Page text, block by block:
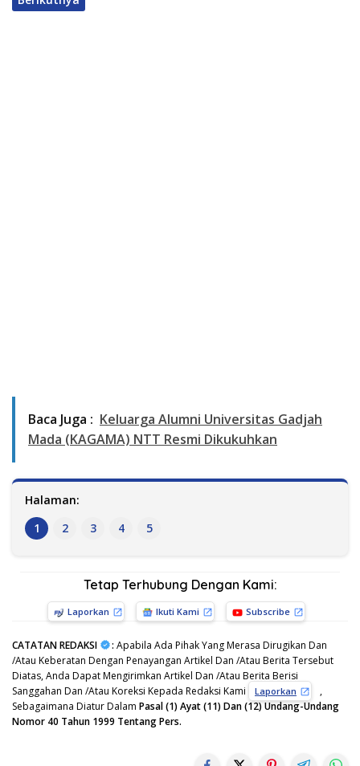
Baca Juga : Keluarga Alumni Universitas Gadjah
Mada (KAGAMA) NTT Resmi Dikukuhkan
Halaman:
1
2 3 4 5
Tetap Terhubung Dengan Kami:
Laporkan Ikuti Kami Subscribe
CATATAN REDAKSI : Apabila Ada Pihak Yang Merasa Dirugikan Dan
/Atau Keberatan Dengan Penayangan Artikel Dan /Atau Berita Tersebut
Diatas, Anda Dapat Mengirimkan Artikel Dan /Atau Berita Berisi
Sanggahan Dan /Atau Koreksi Kepada Redaksi Kami
Laporkan
,
Sebagaimana Diatur Dalam Pasal (1) Ayat (11) Dan (12) Undang-Undang
Nomor 40 Tahun 1999 Tentang Pers.